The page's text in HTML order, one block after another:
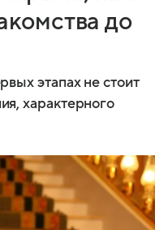
до
этапах не стоит
характерного